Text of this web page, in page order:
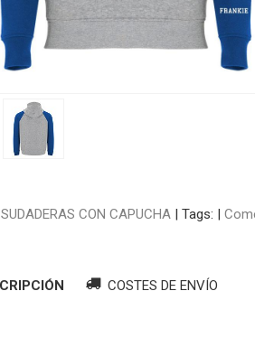
SUDADERAS CON CAPUCHA| Tags: |
COSTES DE ENVÍO